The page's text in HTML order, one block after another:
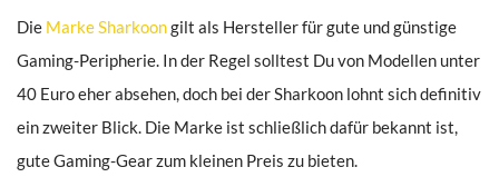
Die Marke Sharkoongilt als Hersteller für gute und günstige
Gaming-Peripherie. In der Regel solltest Du von Modellen unter
40 Euro eher absehen, doch bei der Sharkoon lohnt sich definitiv
ein zweiter Blick. Die Marke ist schließlich dafür bekannt ist,
gute Gaming-Gear zum kleinen Preis zu bieten.